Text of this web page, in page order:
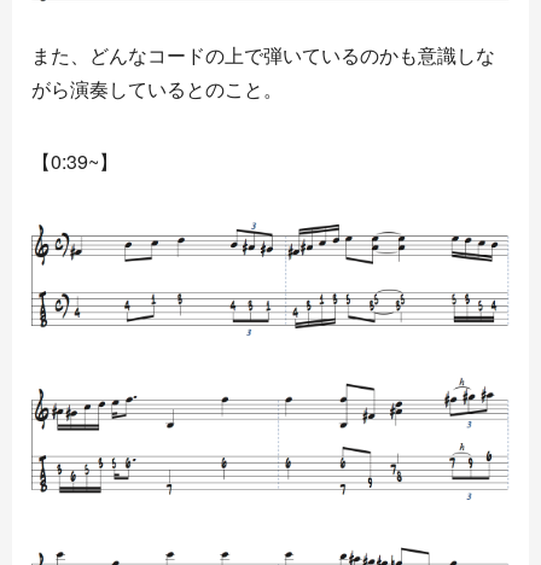
また、どんなコードの上で弾いているのかも意識しな
がら演奏しているとのこと。
【0:39~】